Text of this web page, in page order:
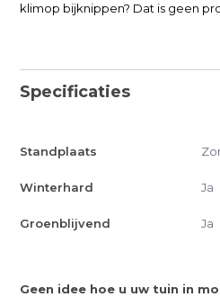
klimop bijknippen? Dat is geen
Specificaties
Standplaats
Winterhard Ja
Groenblijvend Ja
Geen idee hoe u uw tuin in